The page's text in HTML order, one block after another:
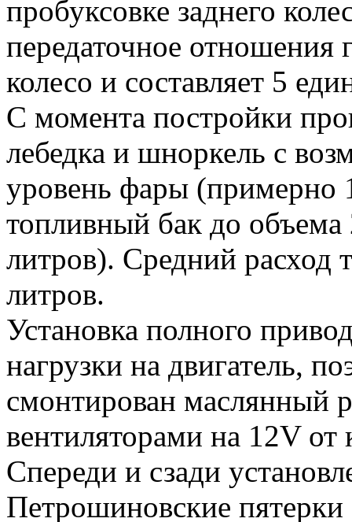
пробуксовке заднего
передаточное отношения
колесо и составляет 5
С момента постройки
лебедка и шноркель с
уровень фары (примерно
топливный бак до
литров). Средний расход
литров.
Установка полного
нагрузки на двигатель,
смонтирован маслянный
вентиляторами на 12V от
Спереди и сзади
Петрошиновские